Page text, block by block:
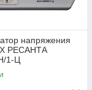
напряжения
РЕСАНТА
1-Ц